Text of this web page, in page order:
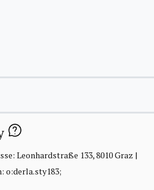
Leonhardstraße 133, 8010 Graz |
o:derla.sty183;